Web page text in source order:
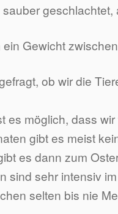
Gewicht
ob wir die
es möglich, dass
gibt es meist
es dann zum
sind sehr intensiv
selten bis nie